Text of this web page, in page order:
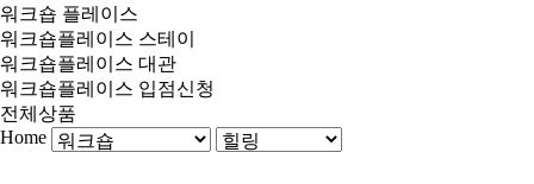
워크숍 플레이스
워크숍플레이스 스테이
워크숍플레이스 대관
워크숍플레이스 입점신청
전체상품
Home